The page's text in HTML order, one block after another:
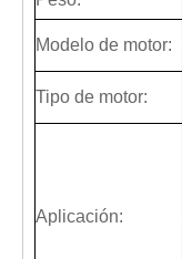
Modelo de motor:
Tipo de motor:
Aplicación: